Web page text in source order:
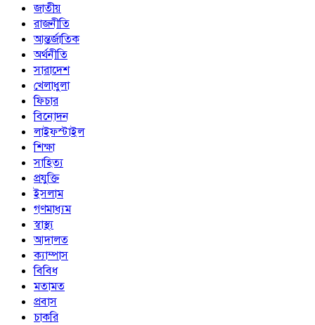
জাতীয়
রাজনীতি
আন্তর্জাতিক
অর্থনীতি
সারাদেশ
খেলাধুলা
ফিচার
বিনোদন
লাইফস্টাইল
শিক্ষা
সাহিত্য
প্রযুক্তি
ইসলাম
গণমাধ্যম
স্বাস্থ্য
আদালত
ক্যাম্পাস
বিবিধ
মতামত
প্রবাস
চাকরি